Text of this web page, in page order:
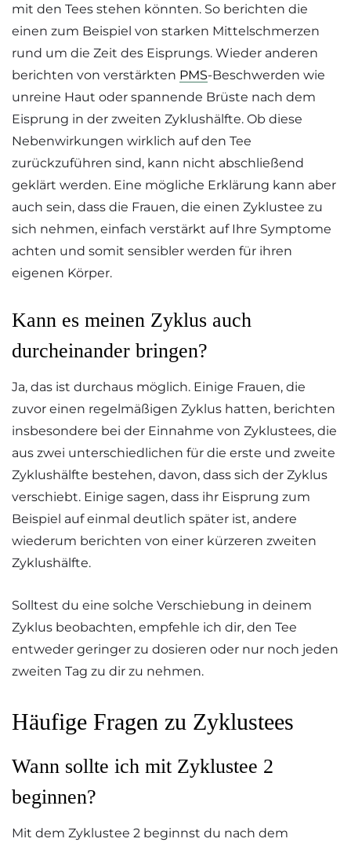
mit den Tees stehen könnten. So berichten die
einen zum Beispiel von starken Mittelschmerzen
rund um die Zeit des Eisprungs. Wieder anderen
berichten von verstärkten PMS-Beschwerden wie
unreine Haut oder spannende Brüste nach dem
Eisprung in der zweiten Zyklushälfte. Ob diese
Nebenwirkungen wirklich auf den Tee
zurückzuführen sind, kann nicht abschließend
geklärt werden. Eine mögliche Erklärung kann aber
auch sein, dass die Frauen, die einen Zyklustee zu
sich nehmen, einfach verstärkt auf Ihre Symptome
achten und somit sensibler werden für ihren
eigenen Körper.
Kann es meinen Zyklus auch
durcheinander bringen?
Ja, das ist durchaus möglich. Einige Frauen, die
zuvor einen regelmäßigen Zyklus hatten, berichten
insbesondere bei der Einnahme von Zyklustees, die
aus zwei unterschiedlichen für die erste und zweite
Zyklushälfte bestehen, davon, dass sich der Zyklus
verschiebt. Einige sagen, dass ihr Eisprung zum
Beispiel auf einmal deutlich später ist, andere
wiederum berichten von einer kürzeren zweiten
Zyklushälfte.
Solltest du eine solche Verschiebung in deinem
Zyklus beobachten, empfehle ich dir, den Tee
entweder geringer zu dosieren oder nur noch jeden
zweiten Tag zu dir zu nehmen.
Häufige Fragen zu Zyklustees
Wann sollte ich mit Zyklustee 2
beginnen?
Mit dem Zyklustee 2 beginnst du nach dem